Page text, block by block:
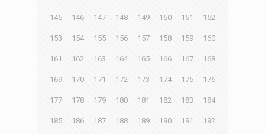
145 146 147 148 149 150 151 152
153 154 155 156 157 158 159 160
161 162 163 164 165 166 167 168
169 170 171 172 173 174 175 176
177 178 179 180 181 182 183 184
185 186 187 188 189 190 191 192